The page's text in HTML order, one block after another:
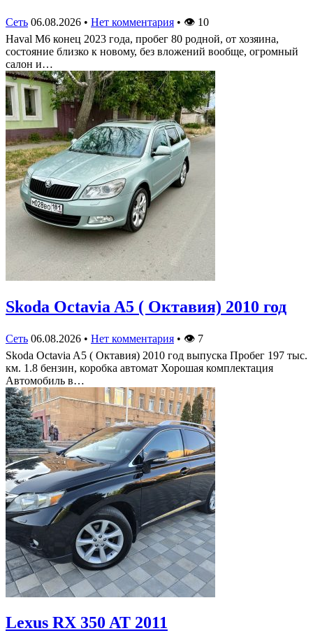
Сеть 06.08.2026 • Нет комментария • 👁 10
Haval M6 конец 2023 года, пробег 80 родной, от хозяина,
состояние близко к новому, без вложений вообще, огромный
салон и…
Skoda Octavia A5 ( Октавия) 2010 год
Сеть 06.08.2026 • Нет комментария • 👁 7
Skoda Octavia A5 ( Октавия) 2010 год выпуска Пробег 197 тыс.
км. 1.8 бензин, коробка автомат Хорошая комплектация
Автомобиль в…
Lexus RX 350 AT 2011